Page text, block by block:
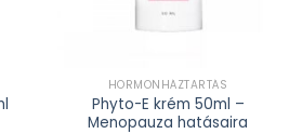
HORMONHÁZTARTÁS
Phyto-E krém 50ml –
Menopauza hatásaira